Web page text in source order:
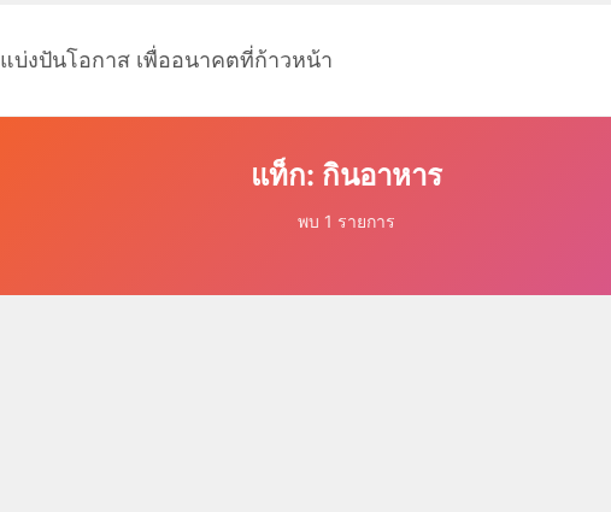
แบ่งปันโอกาส เพื่ออนาคตที่ก้าวหน้า
แท็ก: กินอาหาร
พบ 1 รายการ